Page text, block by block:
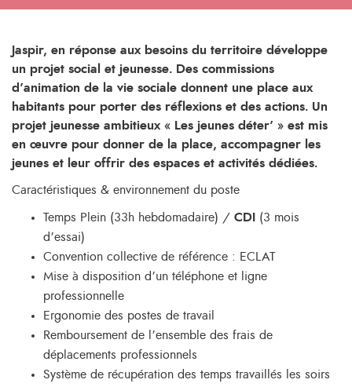
Jaspir, en réponse aux besoins du territoire développe
un projet social et jeunesse. Des commissions
d’animation de la vie sociale donnent une place aux
habitants pour porter des réflexions et des actions. Un
projet jeunesse ambitieux « Les jeunes déter’ » est mis
en œuvre pour donner de la place, accompagner les
jeunes et leur offrir des espaces et activités dédiées.
Caractéristiques & environnement du poste
Temps Plein (33h hebdomadaire) / CDI (3 mois
d’essai)
Convention collective de référence : ECLAT
Mise à disposition d’un téléphone et ligne
professionnelle
Ergonomie des postes de travail
Remboursement de l’ensemble des frais de
déplacements professionnels
Système de récupération des temps travaillés les soirs